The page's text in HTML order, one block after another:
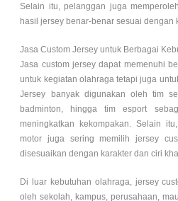
Selain itu, pelanggan juga
hasil jersey benar-benar sesuai dengan
Jasa Custom Jersey untuk Berbagai
Jasa custom jersey dapat memenuhi
untuk kegiatan olahraga tetapi juga
Jersey banyak digunakan oleh tim
badminton, hingga tim esport
meningkatkan kekompakan. Selain
motor juga sering memilih jersey
disesuaikan dengan karakter dan ciri
Di luar kebutuhan olahraga, jersey
oleh sekolah, kampus, perusahaan,